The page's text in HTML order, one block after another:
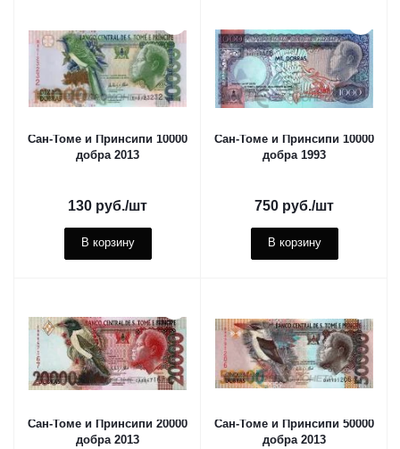
Сан-Томе и Принсипи 10000
добра 2013
130 руб./шт
В корзину
Сан-Томе и Принсипи 10000
добра 1993
750 руб./шт
В корзину
Сан-Томе и Принсипи 20000
добра 2013
Сан-Томе и Принсипи 50000
добра 2013